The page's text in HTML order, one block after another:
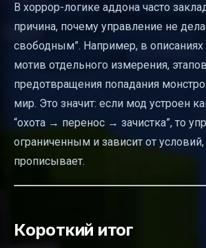
В хоррор-логике аддона часто
причина, почему управление не
свободным”. Например, в описаниях
мотив отдельного измерения,
предотвращения попадания
мир. Это значит: если мод устроен
“охота → перенос → зачистка”, то
ограниченным и зависит от
прописывает.
Короткий итог